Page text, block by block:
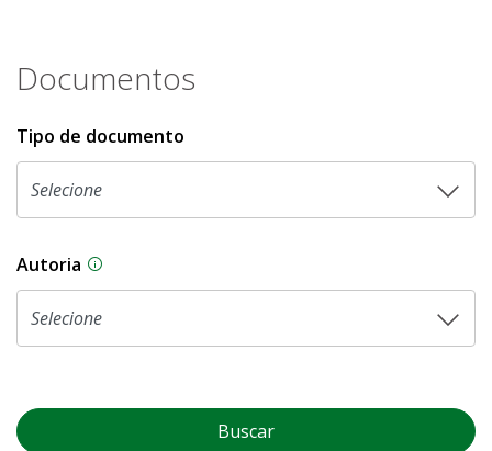
Documentos
Tipo de documento
Autoria As proposições legislativas na CLDF podem
Buscar